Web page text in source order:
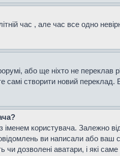
час , але час все одно
або ще ніхто не
самі створити новий
користувача. Залежно
ви написали або
чи дозволені аватари, і які